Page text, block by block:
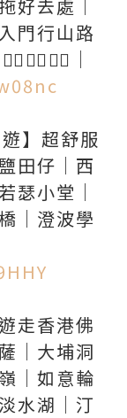
好去處｜
門行山路
】超舒服
田仔｜西
瑟小堂｜
｜澄波學
走香港佛
｜大埔洞
｜如意輪
水湖｜汀